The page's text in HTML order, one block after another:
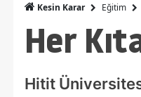
Kesin Karar Eğitim
Her
Hitit